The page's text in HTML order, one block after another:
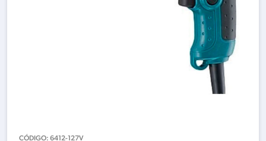
CÓDIGO: 6412-127V